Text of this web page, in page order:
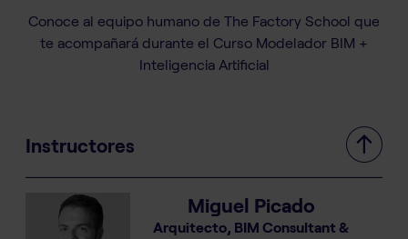
Conoce al equipo humano de The Factory School que
te acompañará durante el Curso Modelador BIM +
Inteligencia Artificial
Instructores
Miguel Picado
Arquitecto, BIM Consultant &